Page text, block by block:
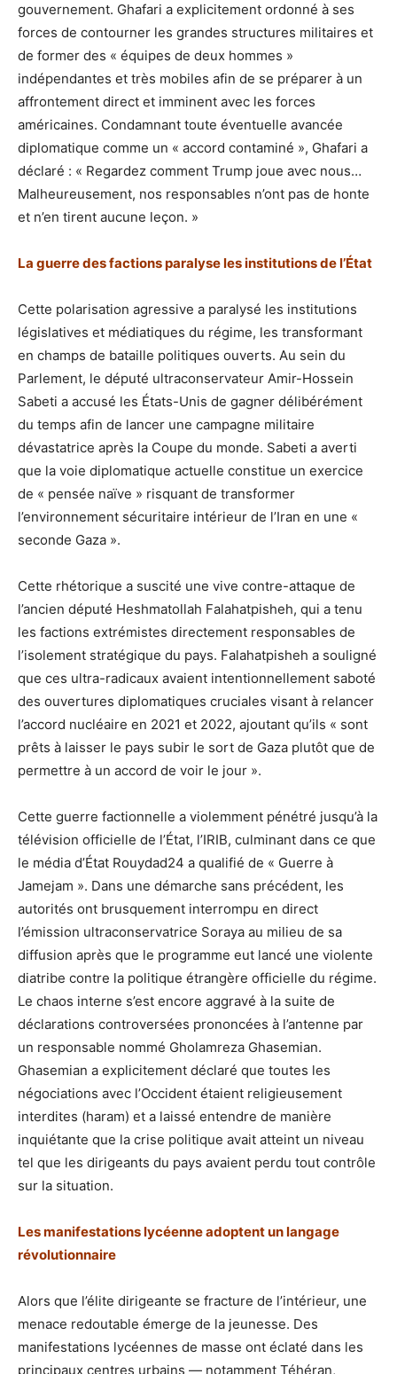
gouvernement. Ghafari a explicitement ordonné à ses
forces de contourner les grandes structures militaires et
de former des « équipes de deux hommes »
indépendantes et très mobiles afin de se préparer à un
affrontement direct et imminent avec les forces
américaines. Condamnant toute éventuelle avancée
diplomatique comme un « accord contaminé », Ghafari a
déclaré : « Regardez comment Trump joue avec nous…
Malheureusement, nos responsables n’ont pas de honte
et n’en tirent aucune leçon. »
La guerre des factions paralyse les institutions de l’État
Cette polarisation agressive a paralysé les institutions
législatives et médiatiques du régime, les transformant
en champs de bataille politiques ouverts. Au sein du
Parlement, le député ultraconservateur Amir-Hossein
Sabeti a accusé les États-Unis de gagner délibérément
du temps afin de lancer une campagne militaire
dévastatrice après la Coupe du monde. Sabeti a averti
que la voie diplomatique actuelle constitue un exercice
de « pensée naïve » risquant de transformer
l’environnement sécuritaire intérieur de l’Iran en une «
seconde Gaza ».
Cette rhétorique a suscité une vive contre-attaque de
l’ancien député Heshmatollah Falahatpisheh, qui a tenu
les factions extrémistes directement responsables de
l’isolement stratégique du pays. Falahatpisheh a souligné
que ces ultra-radicaux avaient intentionnellement saboté
des ouvertures diplomatiques cruciales visant à relancer
l’accord nucléaire en 2021 et 2022, ajoutant qu’ils « sont
prêts à laisser le pays subir le sort de Gaza plutôt que de
permettre à un accord de voir le jour ».
Cette guerre factionnelle a violemment pénétré jusqu’à la
télévision officielle de l’État, l’IRIB, culminant dans ce que
le média d’État Rouydad24 a qualifié de « Guerre à
Jamejam ». Dans une démarche sans précédent, les
autorités ont brusquement interrompu en direct
l’émission ultraconservatrice Soraya au milieu de sa
diffusion après que le programme eut lancé une violente
diatribe contre la politique étrangère officielle du régime.
Le chaos interne s’est encore aggravé à la suite de
déclarations controversées prononcées à l’antenne par
un responsable nommé Gholamreza Ghasemian.
Ghasemian a explicitement déclaré que toutes les
négociations avec l’Occident étaient religieusement
interdites (haram) et a laissé entendre de manière
inquiétante que la crise politique avait atteint un niveau
tel que les dirigeants du pays avaient perdu tout contrôle
sur la situation.
Les manifestations lycéenne adoptent un langage
révolutionnaire
Alors que l’élite dirigeante se fracture de l’intérieur, une
menace redoutable émerge de la jeunesse. Des
manifestations lycéennes de masse ont éclaté dans les
principaux centres urbains — notamment Téhéran,